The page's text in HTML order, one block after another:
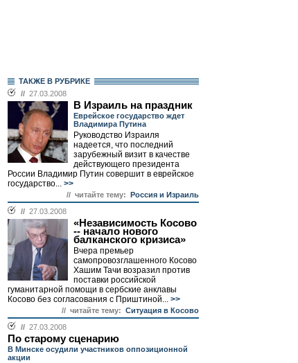
ТАКЖЕ В РУБРИКЕ
// 27.03.2008
В Израиль на праздник
Еврейское государство ждет
Владимира Путина
Руководство Израиля
надеется, что последний
зарубежный визит в качестве
действующего президента
России Владимир Путин совершит в еврейское
государство... >>
// читайте тему: Россия и Израиль
// 27.03.2008
«Независимость Косово
-- начало нового
балканского кризиса»
Вчера премьер
самопровозглашенного Косово
Хашим Тачи возразил против
поставки российской
гуманитарной помощи в сербские анклавы
Косово без согласования с Приштиной... >>
// читайте тему: Ситуация в Косово
// 27.03.2008
По старому сценарию
В Минске осудили участников оппозиционной
акции